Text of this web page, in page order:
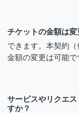
チケットの金額は変
できます。本契約（
金額の変更は可能で
サービスやリクエ
すか？